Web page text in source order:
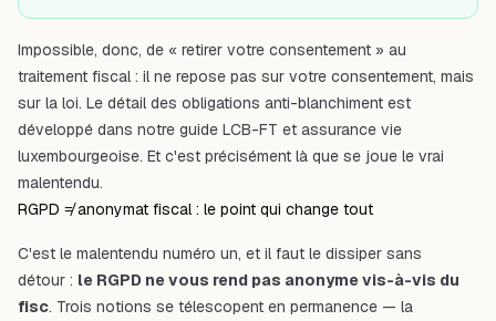
Impossible, donc, de « retirer votre consentement » au
traitement fiscal : il ne repose pas sur votre consentement, mais
sur la loi. Le détail des obligations anti-blanchiment est
développé dans notre guide LCB-FT et assurance vie
luxembourgeoise. Et c'est précisément là que se joue le vrai
malentendu.
RGPD ≠ anonymat fiscal : le point qui change tout
C'est le malentendu numéro un, et il faut le dissiper sans
détour : le RGPD ne vous rend pas anonyme vis-à-vis du
fisc. Trois notions se télescopent en permanence — la